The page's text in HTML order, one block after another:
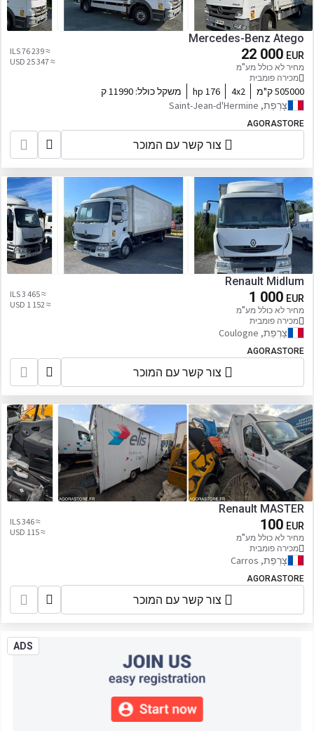
Mercedes-Benz Atego
22 000 EUR
מחיר לא כולל מע"מ
מכירה פומבית
≈ 76 239 ILS
≈ 25 347 USD
505000 ק"מ 4x2
176 hp משקל כולל: 11990 ק
צָרְפַת, Saint-Jean-d'Hermine
AGORASTORE
צור קשר עם המוכר
Renault Midlum
1 000 EUR
מחיר לא כולל מע"מ
מכירה פומבית
≈ 3 465 ILS
≈ 1 152 USD
צָרְפַת, Coulogne
AGORASTORE
צור קשר עם המוכר
Renault MASTER
100 EUR
מחיר לא כולל מע"מ
מכירה פומבית
≈ 346 ILS
≈ 115 USD
צָרְפַת, Carros
AGORASTORE
צור קשר עם המוכר
ADS